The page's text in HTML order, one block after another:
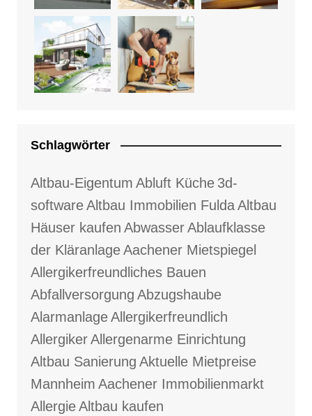
Schlagwörter
Altbau-Eigentum Abluft Küche 3d-
softwareAltbau Immobilien FuldaAltbau
Häuser kaufen AbwasserAblaufklasse
der KläranlageAachener Mietspiegel
Allergikerfreundliches Bauen
Abfallversorgung Abzugshaube
AlarmanlageAllergikerfreundlich
AllergikerAllergenarme Einrichtung
Altbau Sanierung Aktuelle Mietpreise
Mannheim Aachener Immobilienmarkt
AllergieAltbau kaufen